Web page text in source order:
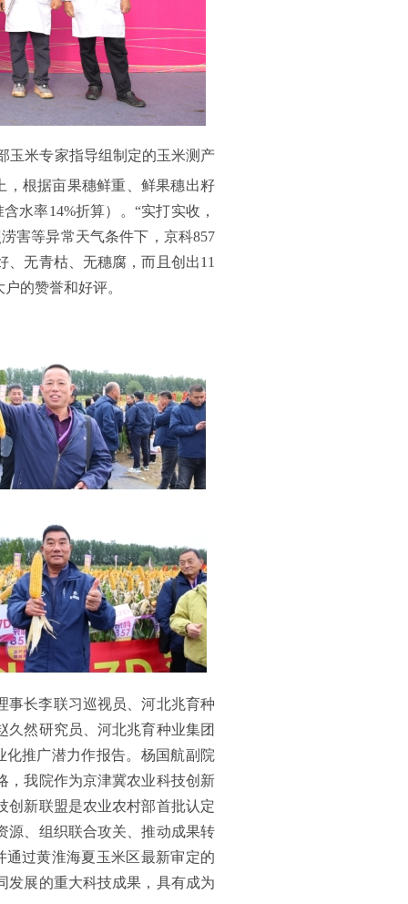
玉米专家指导组制定的玉米测产
，根据亩果穗鲜重、鲜果穗出籽
水率14%折算）。“实打实收，
害等异常天气条件下，京科857
无青枯、无穗腐，而且创出11
的赞誉和好评。
事长李联习巡视员、河北兆育种
久然研究员、河北兆育种业集团
推广潜力作报告。杨国航副院
，我院作为京津冀农业科技创新
创新联盟是农业农村部首批认定
源、组织联合攻关、推动成果转
过黄淮海夏玉米区最新审定的
发展的重大科技成果，具有成为